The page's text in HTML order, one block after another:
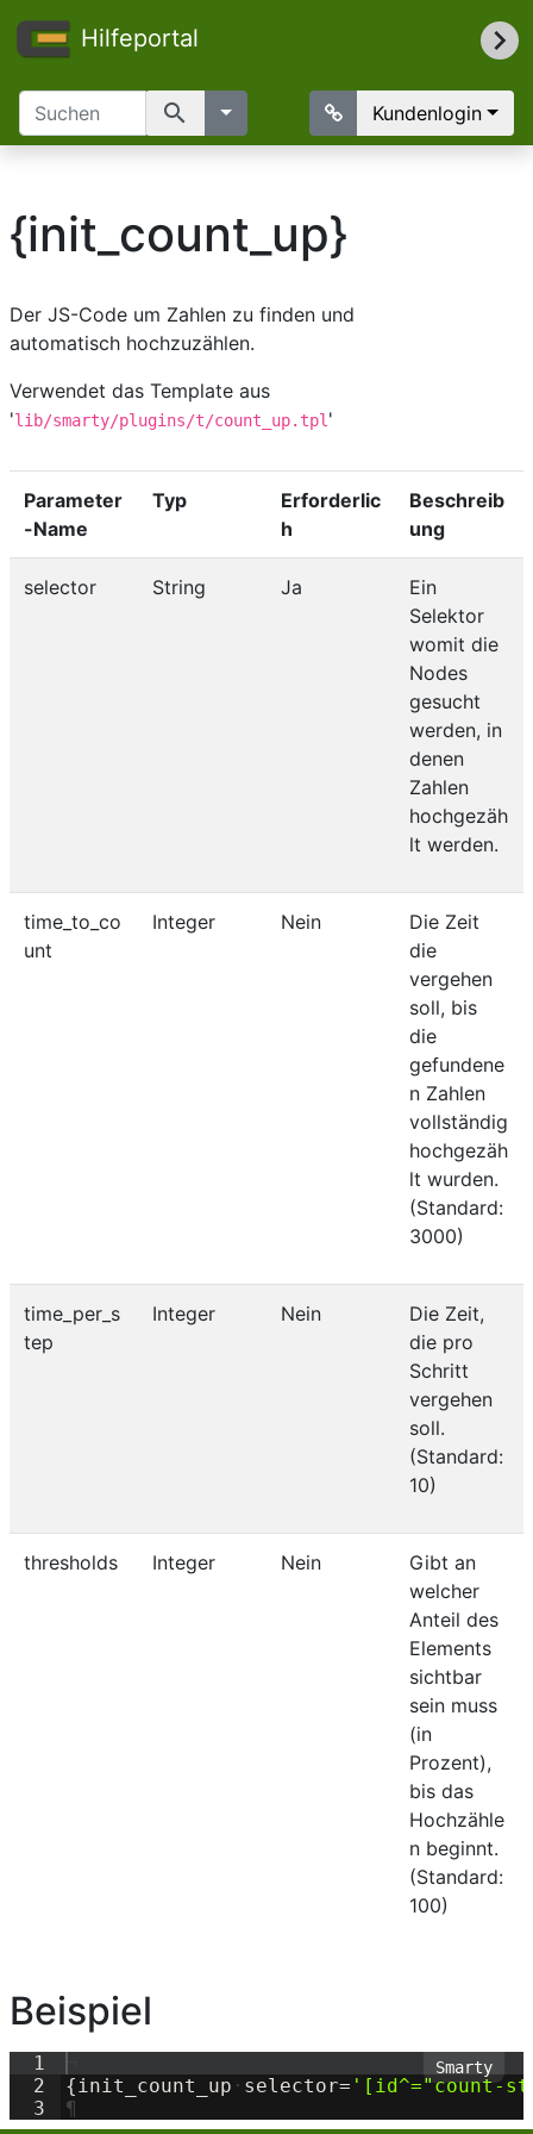
Hilfeportal
search Kundenlogin
{init_count_up}
Der JS-Code um Zahlen zu finden und
automatisch hochzuzählen.
Verwendet das Template aus
'lib/smarty/plugins/t/count_up.tpl '
Parameter
-Name
Typ
Erforderlic
h
Beschreib
ung
selector String Ja
Ein
Selektor
womit die
Nodes
gesucht
werden, in
denen
Zahlen
hochgezäh
lt werden.
time_to_co
unt
Integer Nein
Die Zeit
die
vergehen
soll, bis
die
gefundene
n Zahlen
vollständig
hochgezäh
lt wurden.
(Standard:
3000)
time_per_s
tep
Integer Nein
Die Zeit,
die pro
Schritt
vergehen
soll.
(Standard:
10)
thresholds Integer Nein
Gibt an
welcher
Anteil des
Elements
sichtbar
sein muss
(in
Prozent),
bis das
Hochzähle
n beginnt.
(Standard:
100)
Beispiel
1
2
3
{init_count_up · selector= ' [id^="count-
¶